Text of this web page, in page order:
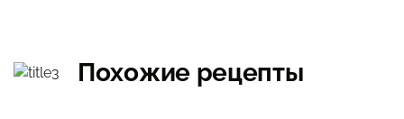
Похожие рецепты